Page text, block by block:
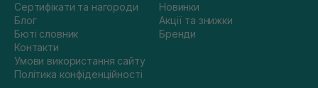
Сертифікати та нагороди
Блог
Бюті словник
Контакти
Умови використання сайту
Політика конфіденційності
Новинки
Акції та знижки
Бренди